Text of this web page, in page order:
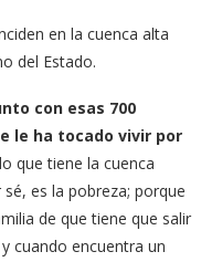
en la cuenca alta
del Estado.
con esas 700
le ha tocado vivir por
que tiene la cuenca
es la pobreza; porque
de que tiene que salir
cuando encuentra un